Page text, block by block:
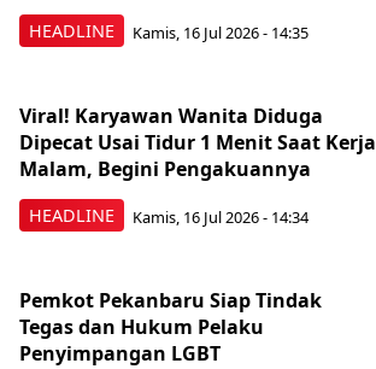
HEADLINE Kamis, 16 Jul 2026 - 14:35
HEADLINE
Viral! Karyawan Wanita Diduga
Dipecat Usai Tidur 1 Menit Saat Kerja
Malam, Begini Pengakuannya
Kamis, 16 Jul 2026 - 14:34
Pemkot Pekanbaru Siap Tindak
Tegas dan Hukum Pelaku
Penyimpangan LGBT